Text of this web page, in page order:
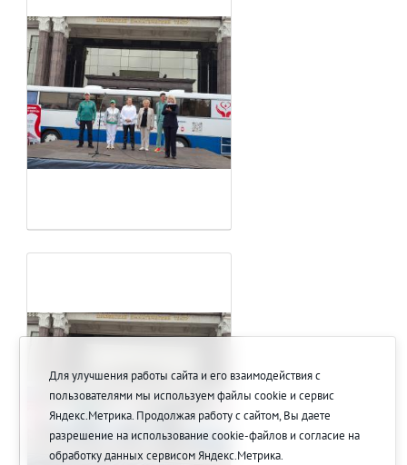
Для улучшения работы сайта и его взаимодействия с
пользователями мы используем файлы cookie и сервис
Яндекс.Метрика. Продолжая работу с сайтом, Вы даете
разрешение на использование cookie-файлов и согласие на
обработку данных сервисом Яндекс.Метрика.